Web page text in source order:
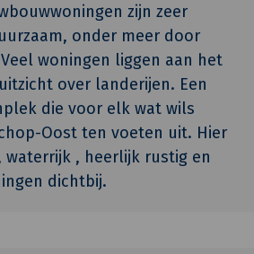
zijn zeer
onder meer door
woningen liggen aan het
over landerijen. Een
die voor elk wat wils
Oost ten voeten uit. Hier
waterrijk , heerlijk rustig en
dichtbij.